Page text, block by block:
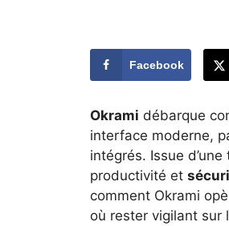
Facebook
Okrami débarque
interface moderne,
intégrés. Issue
productivité et
comment Okrami
où rester vigilant sur